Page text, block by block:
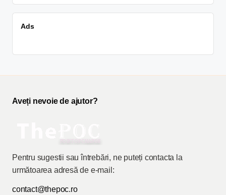
Ads
Aveți nevoie de ajutor?
Pentru sugestii sau întrebări, ne puteți contacta la
următoarea adresă de e-mail:
contact@thepoc.ro